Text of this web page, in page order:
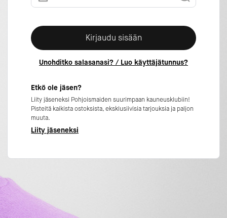
Kirjaudu sisään
Unohditko salasanasi? / Luo käyttäjätunnus?
Etkö ole jäsen?
Liity jäseneksi Pohjoismaiden suurimpaan kauneusklubiin!
Pisteitä kaikista ostoksista, eksklusiivisia tarjouksia ja paljon
muuta.
Liity jäseneksi